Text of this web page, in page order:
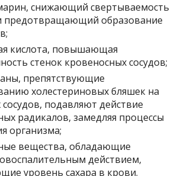
снижающий свертываемость
предотвращающий образование
кислота, повышающая
стенок кровеносных сосудов;
препятствующие
холестериновых бляшек на
сосудов, подавляют действие
радикалов, замедляя процессы
организма;
вещества, обладающие
действием,
уровень сахара в крови.